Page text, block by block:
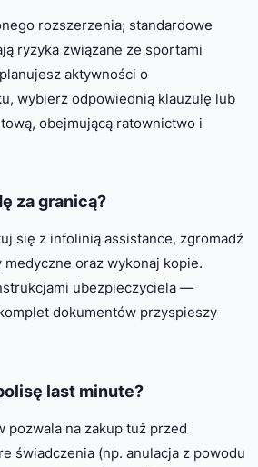
rozszerzenia; standardowe
ryzyka związane ze sportami
aktywności o
wybierz odpowiednią klauzulę lub
obejmującą ratownictwo i
za granicą?
się z infolinią assistance, zgromadź
oraz wykonaj kopie.
ubezpieczyciela —
dokumentów przyspieszy
last minute?
pozwala na zakup tuż przed
świadczenia (np. anulacja z powodu